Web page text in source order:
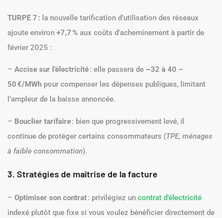
TURPE 7 : la nouvelle tarification d’utilisation des réseaux
ajoute environ +7,7% aux coûts d’acheminement à partir de
février 2025 :
– Accise sur l ’électricité: elle passera de ~32 à 40 –
50€/MWh pour compenser les dépenses publiques, limitant
l’ampleur de la baisse annoncée.
– Bouclier tarifaire: bien que progressivement levé, il
continue de protéger certains consommateurs (TPE, ménages
à faible consommation).
3. Stratégies de maîtrise de la facture
– Optimiser son contrat: privilégiez un contrat d’électricité
indexé plutôt que fixe si vous voulez bénéficier directement de